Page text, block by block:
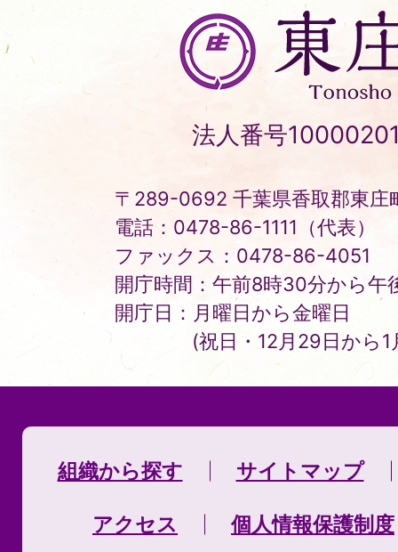
東
庄
町
Tonosho
Town
法人番号
〒289-0692 千葉県香取郡東庄
電話：0478-86-1111（代表）
ファックス：0478-86-4051
開庁時間：午前8時30分から午
開庁日：月曜日から金曜日
(祝日・12月29日から
組織から探す サイトマップ
アクセス 個人情報保護制度